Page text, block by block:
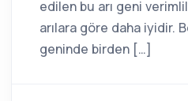
edilen bu arı geni
arılara göre daha iyidir.
geninde birden […]